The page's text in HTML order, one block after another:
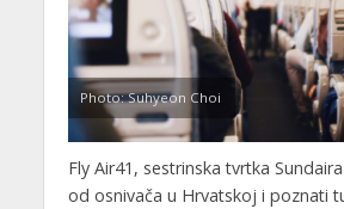
Photo: Suhyeon Choi
Fly Air41, sestrinska tvrtka
od osnivača u Hrvatskoj i poznati